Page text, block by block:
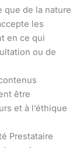
que de la nature
les
en ce qui
ou de
être
et à l’éthique
Prestataire